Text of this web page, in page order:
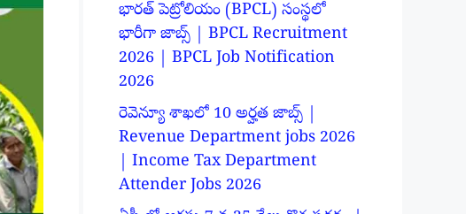
భారత్ పెట్రోలియం (BPCL) సంస్థలో
భారీగా జాబ్స్ | BPCL Recruitment
2026 | BPCL Job Notification
2026
రెవెన్యూ శాఖలో 10 అర్హత జాబ్స్ |
Revenue Department jobs 2026
| Income Tax Department
Attender Jobs 2026